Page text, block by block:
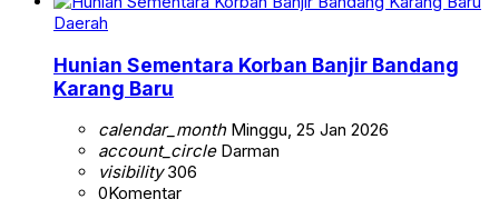
Daerah
Hunian Sementara Korban Banjir Bandang
Karang Baru
calendar_monthMinggu, 25 Jan 2026
account_circleDarman
visibility306
0Komentar